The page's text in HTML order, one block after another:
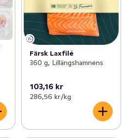
Färsk Laxfilé
360 g, Lillängshamnens
103,16 kr
286,56 kr /kg